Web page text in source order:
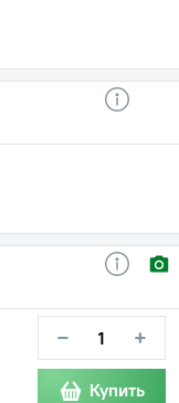
− +
Купить